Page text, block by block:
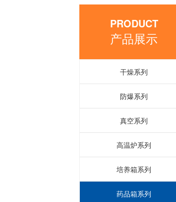
PRODUCT
产品展示
干燥系列
防爆系列
真空系列
高温炉系列
培养箱系列
药品箱系列